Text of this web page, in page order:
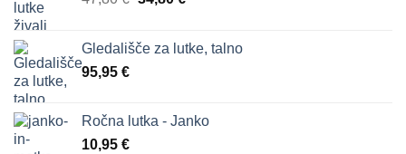
bila:
34,80 €.
Gledališče za lutke, talno
95,95 €
Ročna lutka - Janko
10,95 €